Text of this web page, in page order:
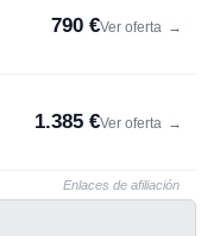
790 €Ver oferta →
1.385 €Ver oferta →
Enlaces de afiliación